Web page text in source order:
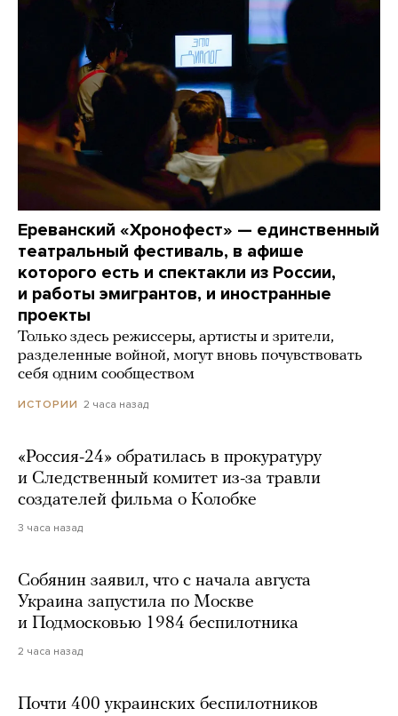
Ереванский «Хронофест» — единственный
театральный фестиваль, в афише
которого есть и спектакли из России,
и работы эмигрантов, и иностранные
проекты
Только здесь режиссеры, артисты и зрители,
разделенные войной, могут вновь почувствовать
себя одним сообществом
ИСТОРИИ 2 часа назад
«Россия-24» обратилась в прокуратуру
и Следственный комитет из-за травли
создателей фильма о Колобке
3 часа назад
Собянин заявил, что с начала августа
Украина запустила по Москве
и Подмосковью 1984 беспилотника
2 часа назад
Почти 400 украинских беспилотников